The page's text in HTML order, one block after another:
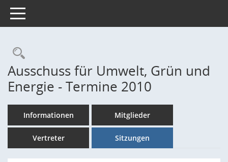
Toggle navigation
Rechercheauswahl
Ausschuss für Umwelt, Grün und
Energie - Termine 2010
Informationen Mitglieder
Vertreter Sitzungen